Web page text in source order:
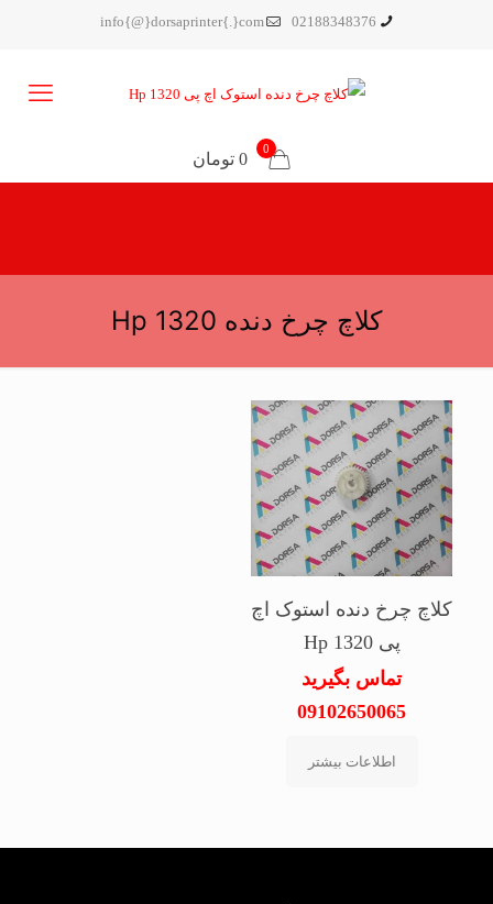
02188348376
info{@}dorsaprinter{.}com
0
0 تومان
کلاچ چرخ دنده Hp 1320
کلاچ چرخ دنده استوک اچ
پی Hp 1320
تماس بگیرید
09102650065
اطلاعات بیشتر